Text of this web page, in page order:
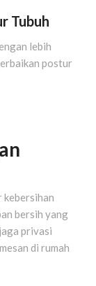
Tubuh
lebih
postur
kebersihan
bersih yang
privasi
di rumah